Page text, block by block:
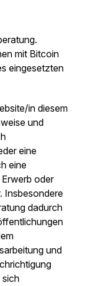
mit Bitcoin
eingesetzten
in diesem
und
eine
eine
oder
Insbesondere
dadurch
und
sich